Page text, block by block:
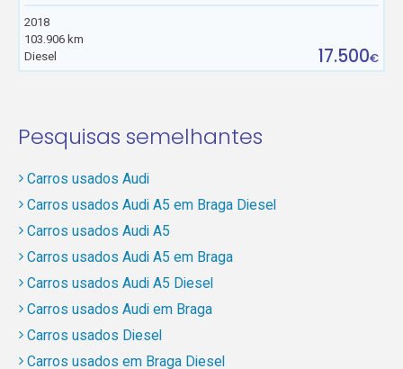
2018
103.906 km
Diesel
17.500€
Pesquisas semelhantes
Carros usados Audi
Carros usados Audi A5 em Braga Diesel
Carros usados Audi A5
Carros usados Audi A5 em Braga
Carros usados Audi A5 Diesel
Carros usados Audi em Braga
Carros usados Diesel
Carros usados em Braga Diesel